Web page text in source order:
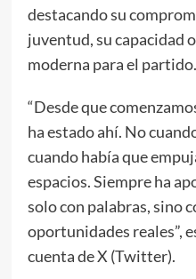
destacando su
juventud, su capacidad
moderna para el partido.
“Desde que
ha estado ahí. No
cuando había que
espacios. Siempre ha
solo con palabras, sino
oportunidades reales”,
cuenta de X (Twitter).